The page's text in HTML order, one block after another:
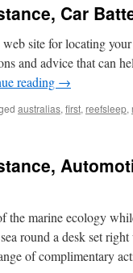
Car
site for locating
and advice that can
reading →
australias, first, reefsleep,
the marine ecology
round a desk set
of complimentary